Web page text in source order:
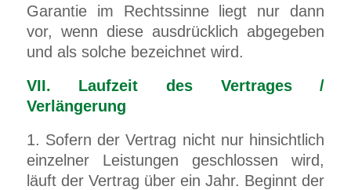
Garantie im Rechtssinne liegt nur dann
vor, wenn diese ausdrücklich abgegeben
und als solche bezeichnet wird.
VII. Laufzeit des Vertrages /
Verlängerung
1. Sofern der Vertrag nicht nur hinsichtlich
einzelner Leistungen geschlossen wird,
läuft der Vertrag über ein Jahr. Beginnt der